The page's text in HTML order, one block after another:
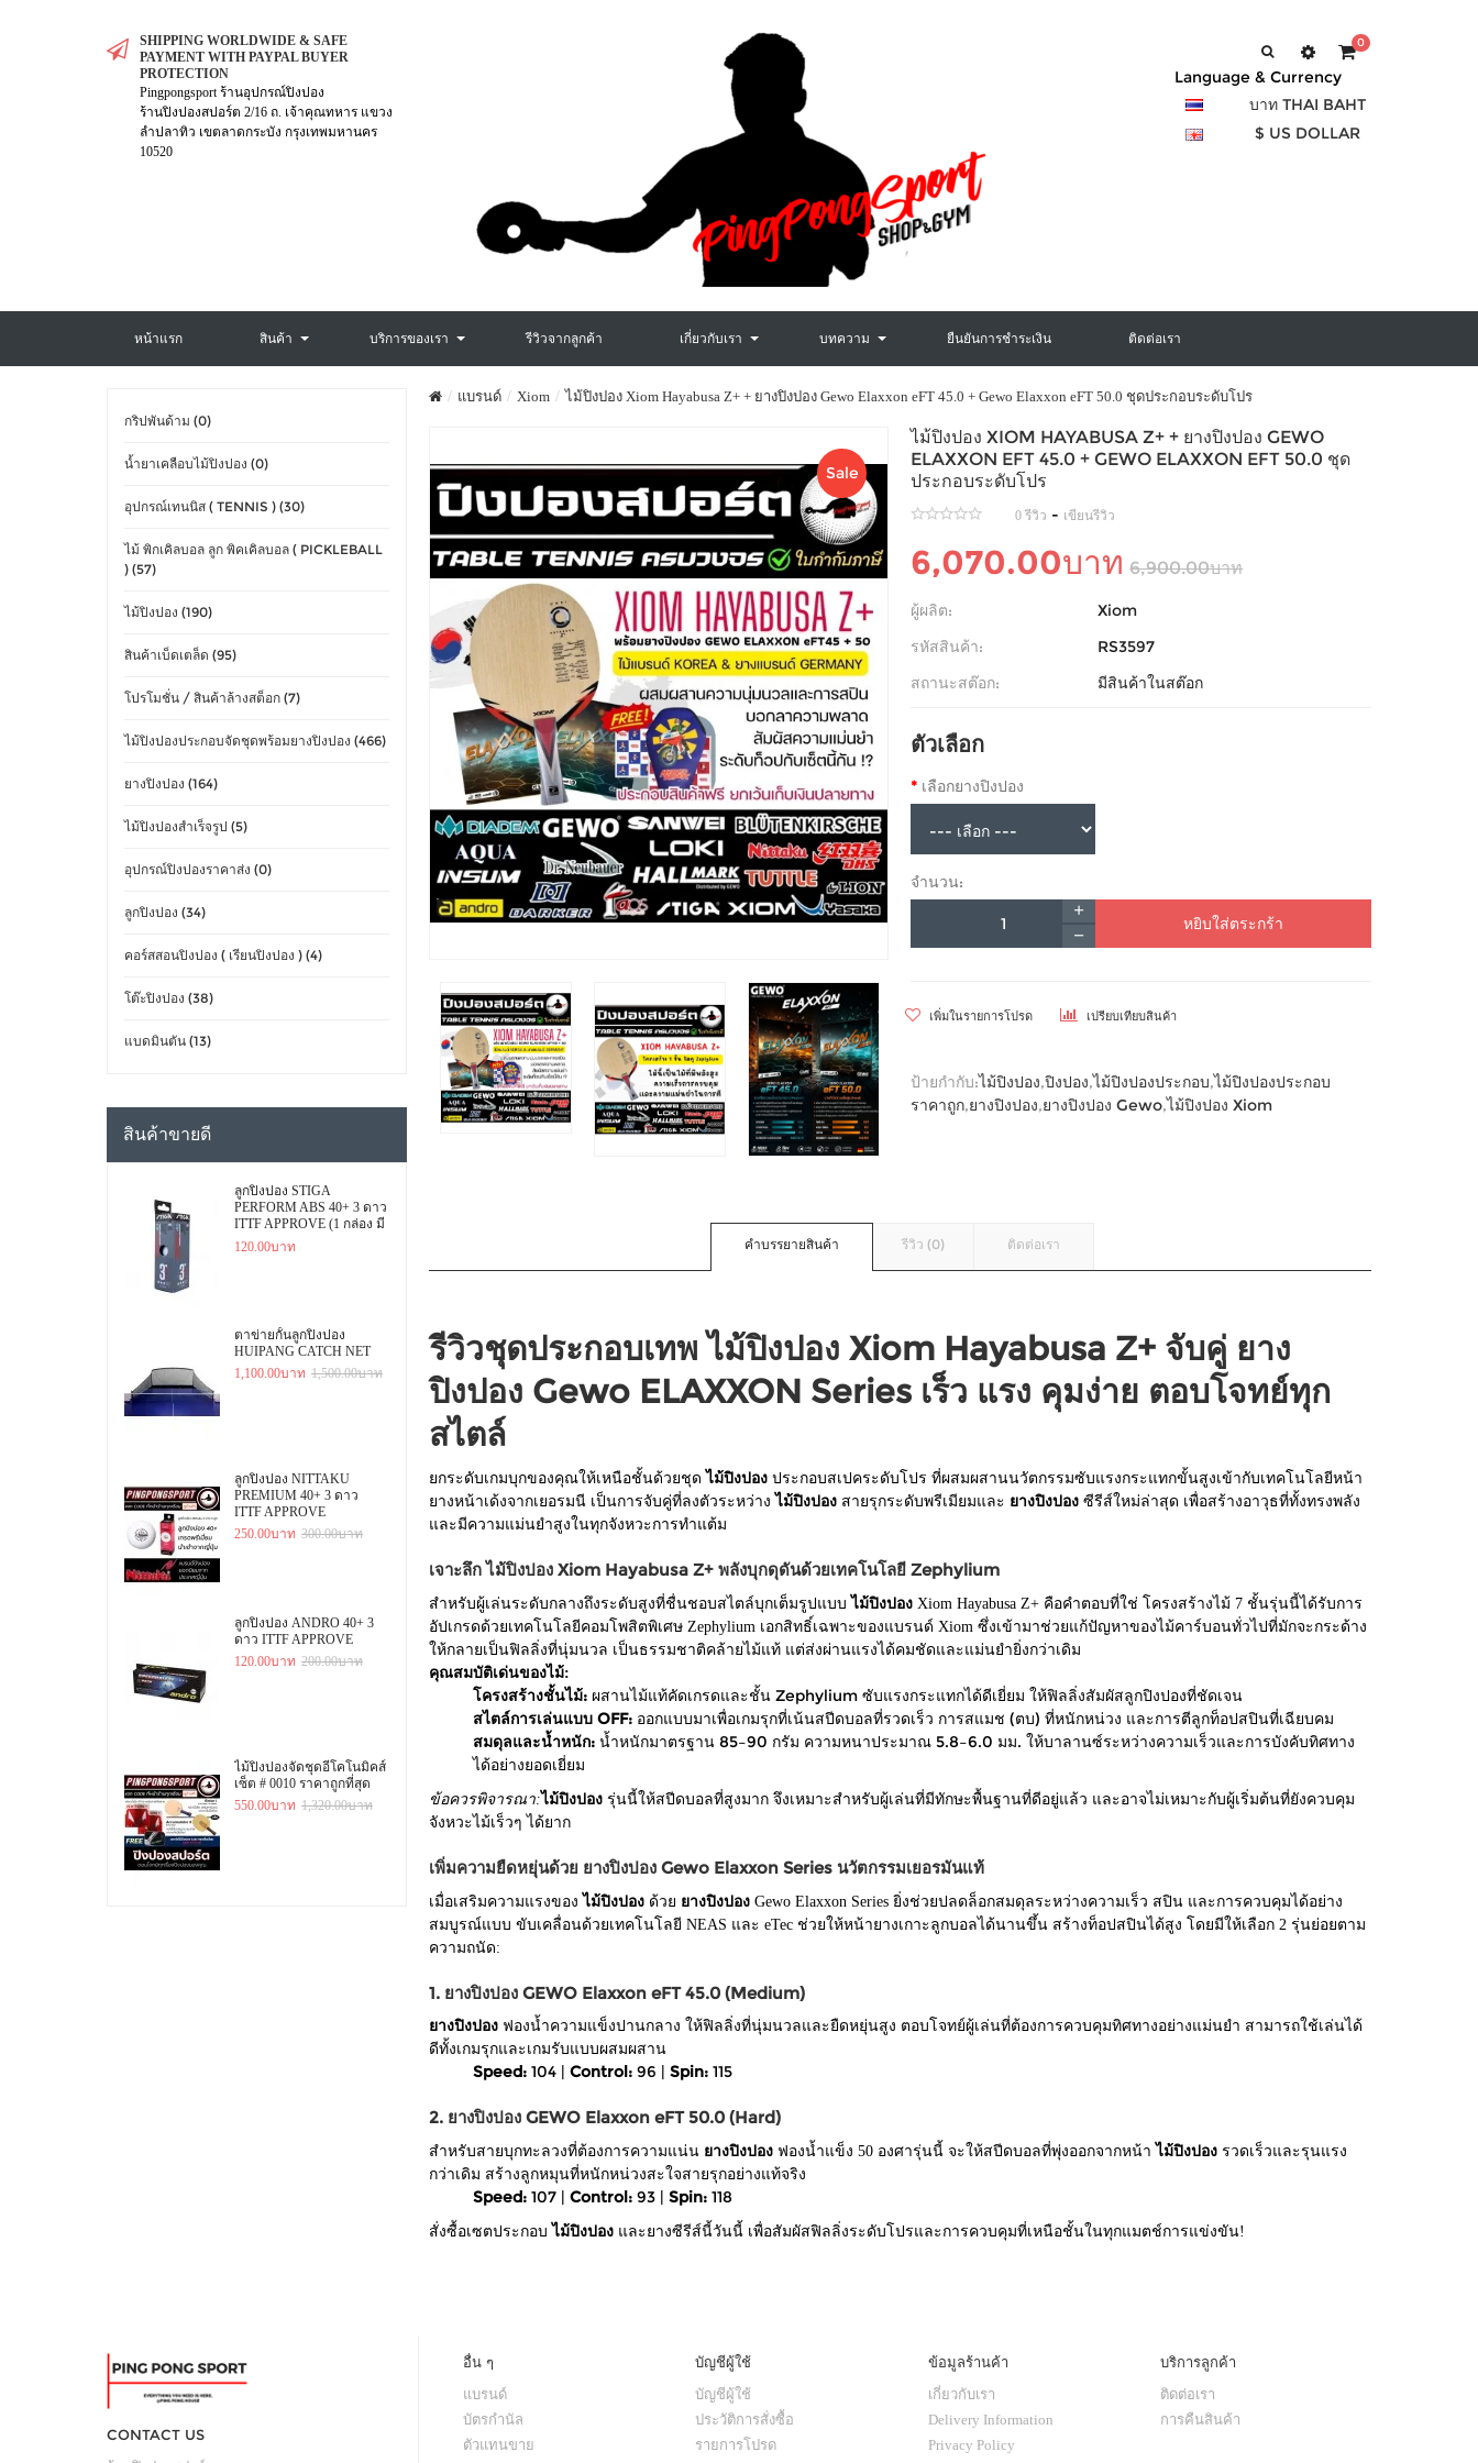
SHIPPING WORLDWIDE & SAFE
PAYMENT WITH PAYPAL BUYER
PROTECTION
Pingpongsport ร้านอุปกรณ์ปิงปอง
ร้านปิงปองสปอร์ต 2/16 ถ. เจ้าคุณทหาร แขวง
ลำปลาทิว เขตลาดกระบัง กรุงเทพมหานคร
10520
0
Language & Currency
บาท THAI BAHT
$ US DOLLAR
หน้าแรก สินค้า บริการของเรา รีวิวจากลูกค้า เกี่ยวกับเรา บทความ ยืนยันการชำระเงิน ติดต่อเรา
กริปพันด้าม (0)
น้ำยาเคลือบไม้ปิงปอง (0)
อุปกรณ์เทนนิส ( TENNIS ) (30)
ไม้ พิกเคิลบอล ลูก พิคเคิลบอล ( PICKLEBALL
) (57)
ไม้ปิงปอง (190)
สินค้าเบ็ดเตล็ด (95)
โปรโมชั่น / สินค้าล้างสต็อก (7)
ไม้ปิงปองประกอบจัดชุดพร้อมยางปิงปอง (466)
ยางปิงปอง (164)
ไม้ปิงปองสำเร็จรูป (5)
อุปกรณ์ปิงปองราคาส่ง (0)
ลูกปิงปอง (34)
คอร์สสอนปิงปอง ( เรียนปิงปอง ) (4)
โต๊ะปิงปอง (38)
แบดมินตัน (13)
สินค้าขายดี
ลูกปิงปอง STIGA
PERFORM ABS 40+ 3 ดาว
ITTF APPROVE (1 กล่อง มี
3 ลูก)
120.00บาท
ตาข่ายกั้นลูกปิงปอง
HUIPANG CATCH NET
1,100.00บาท 1,500.00บาท
ลูกปิงปอง NITTAKU
PREMIUM 40+ 3 ดาว
ITTF APPROVE
250.00บาท 300.00บาท
ลูกปิงปอง ANDRO 40+ 3
ดาว ITTF APPROVE
120.00บาท 200.00บาท
ไม้ปิงปองจัดชุดอีโคโนมิคส์
เซ็ต # 0010 ราคาถูกที่สุด
550.00บาท 1,320.00บาท
แบรนด์ Xiom ไม้ปิงปอง Xiom Hayabusa Z+ + ยางปิงปอง Gewo Elaxxon eFT 45.0 + Gewo Elaxxon eFT 50.0 ชุดประกอบระดับโปร
Sale
ไม้ปิงปอง XIOM HAYABUSA Z+ + ยางปิงปอง GEWO
ELAXXON EFT 45.0 + GEWO ELAXXON EFT 50.0 ชุด
ประกอบระดับโปร
0 รีวิว - เขียนรีวิว
6,070.00บาท 6,900.00บาท
ผู้ผลิต:
Xiom
รหัสสินค้า:
RS3597
สถานะสต๊อก:
มีสินค้าในสต๊อก
ตัวเลือก
เลือกยางปิงปอง
จำนวน:
หยิบใส่ตระกร้า
เพิ่มในรายการโปรด เปรียบเทียบสินค้า
ป้ายกำกับ:ไม้ปิงปอง,ปิงปอง,ไม้ปิงปองประกอบ,ไม้ปิงปองประกอบ
ราคาถูก,ยางปิงปอง,ยางปิงปอง Gewo,ไม้ปิงปอง Xiom
คำบรรยายสินค้า รีวิว (0) ติดต่อเรา
รีวิวชุดประกอบเทพ ไม้ปิงปอง Xiom Hayabusa Z+ จับคู่ ยาง
ปิงปอง Gewo ELAXXON Series เร็ว แรง คุมง่าย ตอบโจทย์ทุก
สไตล์
ยกระดับเกมบุกของคุณให้เหนือชั้นด้วยชุด ไม้ปิงปองประกอบสเปคระดับโปร ที่ผสมผสานนวัตกรรมซับแรงกระแทกขั้นสูงเข้ากับเทคโนโลยีหน้า
ยางหน้าเด้งจากเยอรมนี เป็นการจับคู่ที่ลงตัวระหว่าง ไม้ปิงปองสายรุกระดับพรีเมียมและ ยางปิงปองซีรีส์ใหม่ล่าสุด เพื่อสร้างอาวุธที่ทั้งทรงพลัง
และมีความแม่นยำสูงในทุกจังหวะการทำแต้ม
เจาะลึก ไม้ปิงปอง Xiom Hayabusa Z+ พลังบุกดุดันด้วยเทคโนโลยี Zephylium
สำหรับผู้เล่นระดับกลางถึงระดับสูงที่ชื่นชอบสไตล์บุกเต็มรูปแบบ ไม้ปิงปองXiom Hayabusa Z+ คือคำตอบที่ใช่ โครงสร้างไม้ 7 ชั้นรุ่นนี้ได้รับการ
อัปเกรดด้วยเทคโนโลยีคอมโพสิตพิเศษ Zephylium เอกสิทธิ์เฉพาะของแบรนด์ Xiom ซึ่งเข้ามาช่วยแก้ปัญหาของไม้คาร์บอนทั่วไปที่มักจะกระด้าง
ให้กลายเป็นฟิลลิ่งที่นุ่มนวล เป็นธรรมชาติคล้ายไม้แท้ แต่ส่งผ่านแรงได้คมชัดและแม่นยำยิ่งกว่าเดิม
คุณสมบัติเด่นของไม้:
โครงสร้างชั้นไม้:ผสานไม้แท้คัดเกรดและชั้น Zephylium ซับแรงกระแทกได้ดีเยี่ยม ให้ฟิลลิ่งสัมผัสลูกปิงปองที่ชัดเจน
สไตล์การเล่นแบบ OFF:ออกแบบมาเพื่อเกมรุกที่เน้นสปีดบอลที่รวดเร็ว การสแมช (ตบ) ที่หนักหน่วง และการตีลูกท็อปสปินที่เฉียบคม
สมดุลและน้ำหนัก:น้ำหนักมาตรฐาน 85–90 กรัม ความหนาประมาณ 5.8–6.0 มม. ให้บาลานซ์ระหว่างความเร็วและการบังคับทิศทาง
ได้อย่างยอดเยี่ยม
ข้อควรพิจารณา:ไม้ปิงปองรุ่นนี้ให้สปีดบอลที่สูงมาก จึงเหมาะสำหรับผู้เล่นที่มีทักษะพื้นฐานที่ดีอยู่แล้ว และอาจไม่เหมาะกับผู้เริ่มต้นที่ยังควบคุม
จังหวะไม้เร็วๆ ได้ยาก
เพิ่มความยืดหยุ่นด้วย ยางปิงปอง Gewo Elaxxon Series นวัตกรรมเยอรมันแท้
เมื่อเสริมความแรงของ ไม้ปิงปองด้วย ยางปิงปองGewo Elaxxon Series ยิ่งช่วยปลดล็อกสมดุลระหว่างความเร็ว สปิน และการควบคุมได้อย่าง
สมบูรณ์แบบ ขับเคลื่อนด้วยเทคโนโลยี NEAS และ eTec ช่วยให้หน้ายางเกาะลูกบอลได้นานขึ้น สร้างท็อปสปินได้สูง โดยมีให้เลือก 2 รุ่นย่อยตาม
ความถนัด:
1. ยางปิงปอง GEWO Elaxxon eFT 45.0 (Medium)
ยางปิงปองฟองน้ำความแข็งปานกลาง ให้ฟิลลิ่งที่นุ่มนวลและยืดหยุ่นสูง ตอบโจทย์ผู้เล่นที่ต้องการควบคุมทิศทางอย่างแม่นยำ สามารถใช้เล่นได้
ดีทั้งเกมรุกและเกมรับแบบผสมผสาน
Speed:104 | Control:96 | Spin:115
2. ยางปิงปอง GEWO Elaxxon eFT 50.0 (Hard)
สำหรับสายบุกทะลวงที่ต้องการความแน่น ยางปิงปองฟองน้ำแข็ง 50 องศารุ่นนี้ จะให้สปีดบอลที่พุ่งออกจากหน้า ไม้ปิงปองรวดเร็วและรุนแรง
กว่าเดิม สร้างลูกหมุนที่หนักหน่วงสะใจสายรุกอย่างแท้จริง
Speed:107 | Control:93 | Spin:118
สั่งซื้อเซตประกอบ ไม้ปิงปองและยางซีรีส์นี้วันนี้ เพื่อสัมผัสฟิลลิ่งระดับโปรและการควบคุมที่เหนือชั้นในทุกแมตช์การแข่งขัน!
CONTACT US
อื่น ๆ
แบรนด์
บัตรกำนัล
ตัวแทนขาย
บัญชีผู้ใช้
บัญชีผู้ใช้
ประวัติการสั่งซื้อ
รายการโปรด
ข้อมูลร้านค้า
เกี่ยวกับเรา
Delivery Information
Privacy Policy
บริการลูกค้า
ติดต่อเรา
การคืนสินค้า